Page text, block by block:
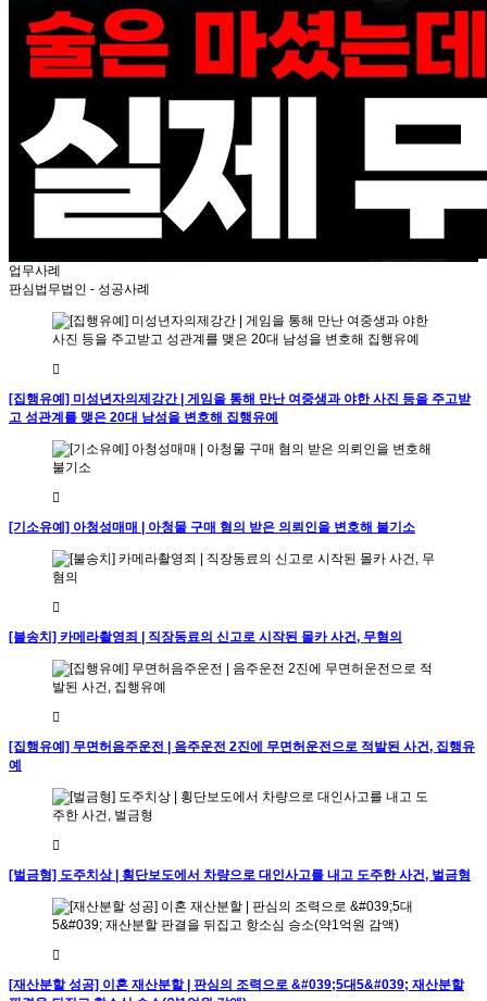
업무사례
판심법무법인 - 성공사례
[집행유예] 미성년자의제강간 | 게임을 통해 만난 여중생과 야한 사진 등을 주고받
고 성관계를 맺은 20대 남성을 변호해 집행유예
[기소유예] 아청성매매 | 아청물 구매 혐의 받은 의뢰인을 변호해 불기소
[불송치] 카메라촬영죄 | 직장동료의 신고로 시작된 몰카 사건, 무혐의
[집행유예] 무면허음주운전 | 음주운전 2진에 무면허운전으로 적발된 사건, 집행유
예
[벌금형] 도주치상 | 횡단보도에서 차량으로 대인사고를 내고 도주한 사건, 벌금형
[재산분할 성공] 이혼 재산분할 | 판심의 조력으로 &#039;5대5&#039; 재산분할